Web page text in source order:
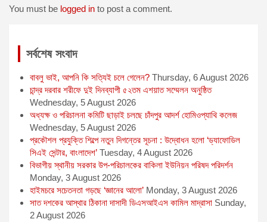
o
g
p
r
You must be logged in to post a comment.
সর্বশেষ সংবাদ
বাবলু ভাই, আপনি কি সত্যিই চলে গেলেন? Thursday, 6 August 2026
চান্দ্র দরবার শরীফে দুই দিনব্যাপী ৫২তম এশয়াত সম্মেলন অনুষ্ঠিত
Wednesday, 5 August 2026
অধ্যক্ষ ও পরিচালনা কমিটি ছাড়াই চলছে চাঁদপুর আদর্শ হোমিওপ্যাথি কলেজ
Wednesday, 5 August 2026
প্রকৌশল প্রযুক্তি শিল্পে নতুন দিগন্তের সূচনা : উদ্বোধন হলো ‘ড্যাফোডিল
সিএই সেন্টার, বাংলাদেশ’ Tuesday, 4 August 2026
বিভাগীয় স্থানীয় সরকার উপ-পরিচালকের বাকিলা ইউনিয়ন পরিষদ পরিদর্শন
Monday, 3 August 2026
হাইমচরে সচেতনতা গড়ছে ‘জ্ঞানের আলো’ Monday, 3 August 2026
সাত দশকের আস্থার ঠিকানা দাসাদী ডিএসআইএস কামিল মাদ্রাসা Sunday,
2 August 2026